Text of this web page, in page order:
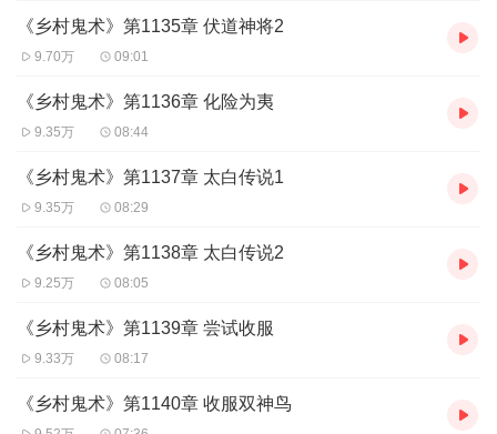
《乡村鬼术》第1135章 伏道神将2
9.70万 09:01
《乡村鬼术》第1136章 化险为夷
9.35万 08:44
《乡村鬼术》第1137章 太白传说1
9.35万 08:29
《乡村鬼术》第1138章 太白传说2
9.25万 08:05
《乡村鬼术》第1139章 尝试收服
9.33万 08:17
《乡村鬼术》第1140章 收服双神鸟